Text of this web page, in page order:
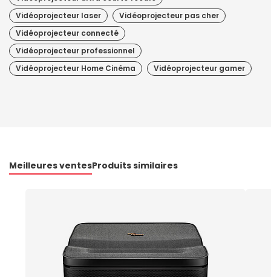
Vidéoprojecteur laser
Vidéoprojecteur pas cher
Vidéoprojecteur connecté
Vidéoprojecteur professionnel
Vidéoprojecteur Home Cinéma
Vidéoprojecteur gamer
Meilleures ventesProduits similaires